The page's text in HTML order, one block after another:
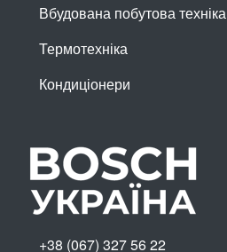
Вбудована побутова техніка
Термотехніка
Кондиціонери
+38 (067) 327 56 22